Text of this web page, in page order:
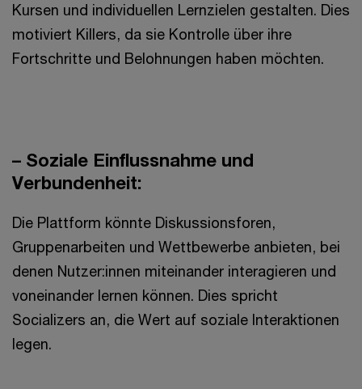
Kursen und individuellen Lernzielen gestalten. Dies
motiviert Killers, da sie Kontrolle über ihre
Fortschritte und Belohnungen haben möchten.
– Soziale Einflussnahme und
Verbundenheit:
Die Plattform könnte Diskussionsforen,
Gruppenarbeiten und Wettbewerbe anbieten, bei
denen Nutzer:innen miteinander interagieren und
voneinander lernen können. Dies spricht
Socializers an, die Wert auf soziale Interaktionen
legen.